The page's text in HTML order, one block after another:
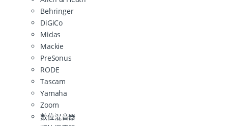
Behringer
DiGiCo
Midas
Mackie
PreSonus
RODE
Tascam
Yamaha
Zoom
數位混音器